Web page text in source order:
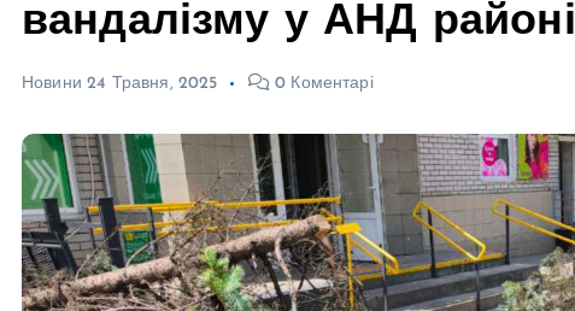
вандалізму у АНД районі
Новини 24 Травня, 2025 0 Коментарі